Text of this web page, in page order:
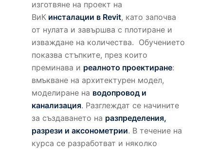
изготвяне на проект на
ВиК инсталации в Revit, като започва
от нулата и завършва с плотиране и
изваждане на количества. Обучението
показва стъпките, през които
преминава и реалното проектиране:
вмъкване на архитектурен модел,
моделиране на водопровод и
канализация. Разглеждат се начините
за създаването на разпределения,
разрези и аксонометрии. В течение на
курса се разработват и няколко